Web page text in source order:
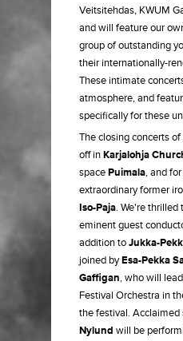
Veitsitehdas, KWUM
and will feature our
group of outstanding
their internationally-
These intimate
atmosphere, and
specifically for these
The closing concerts
off inKarjalohja
spacePuimala, and
extraordinary former
Iso-Paja. We're thrilled
eminent guest
addition toJukka-
joined byEsa-Pekka
Gaffigan, who will
Festival Orchestra in
the festival. Acclaimed
Nylund will be